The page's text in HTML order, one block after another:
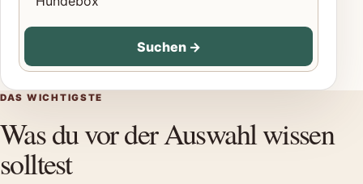
Suchen →
DAS WICHTIGSTE
Was du vor der Auswahl wissen
solltest